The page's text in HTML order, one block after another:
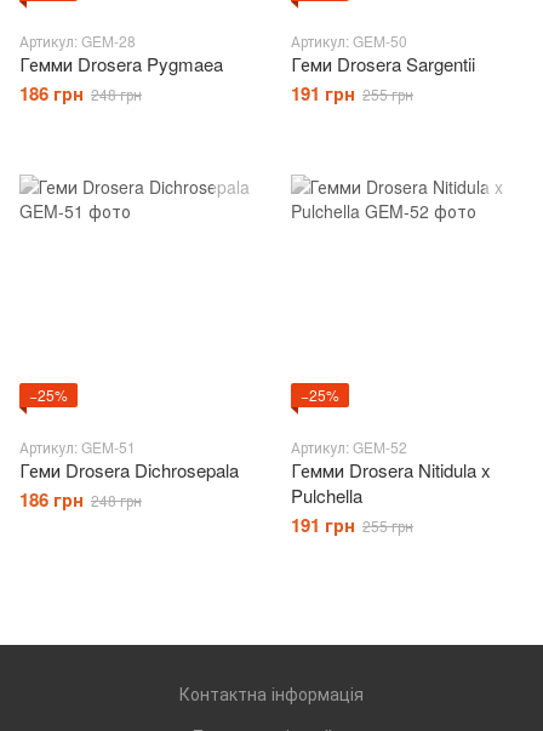
Артикул: GEM-28
Гемми Drosera Pygmaea
186 грн 248 грн
Артикул: GEM-50
Геми Drosera Sargentii
191 грн 255 грн
−25%
Артикул: GEM-51
Геми Drosera Dichrosepala
186 грн 248 грн
−25%
Артикул: GEM-52
Гемми Drosera Nitidula x
Pulchella
191 грн 255 грн
Контактна інформація